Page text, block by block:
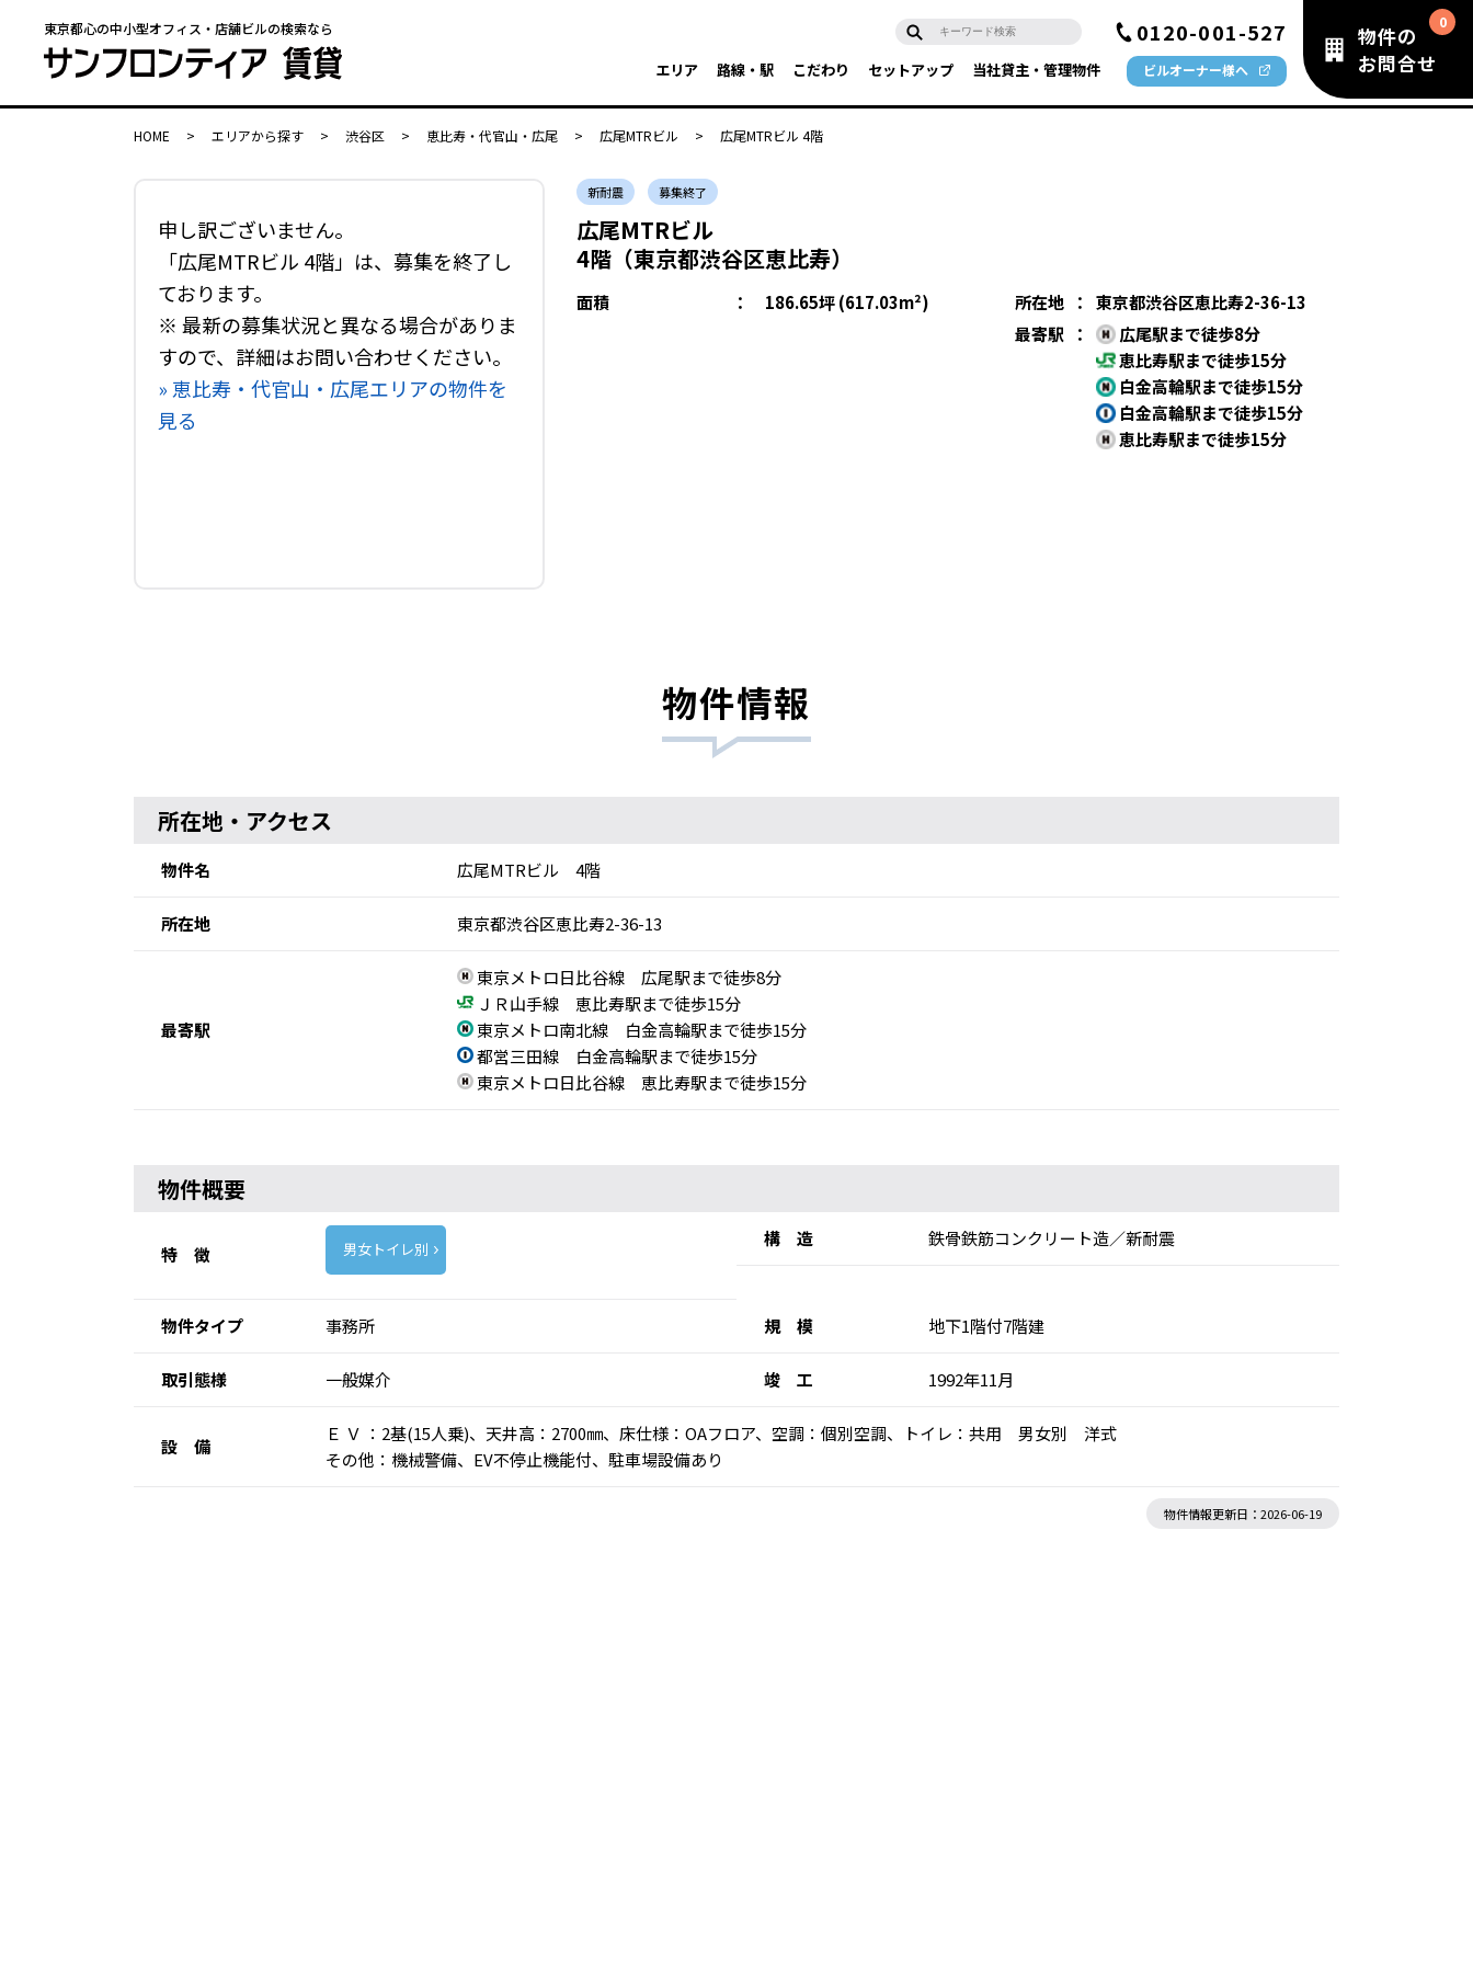
東京都心の中小型オフィス・店舗ビルの検索なら 0120-001-527
エリア 路線・駅 こだわり セットアップ 当社貸主・管理物件 ビルオーナー様へ
物件の
お問合せ
HOME > エリアから探す > 渋谷区 > 恵比寿・代官山・広尾 > 広尾MTRビル > 広尾MTRビル 4階
申し訳ございません。
「広尾MTRビル 4階」は、募集を終了し
ております。
※ 最新の募集状況と異なる場合がありま
すので、詳細はお問い合わせください。
» 恵比寿・代官山・広尾エリアの物件を
見る
新耐震 募集終了
広尾MTRビル
4階（東京都渋谷区恵比寿）
面積 ： 186.65坪 (617.03m²) 所在地 ：
東京都渋谷区恵比寿2-36-13
最寄駅
：
広尾駅まで徒歩8分
恵比寿駅まで徒歩15分
白金高輪駅まで徒歩15分
白金高輪駅まで徒歩15分
恵比寿駅まで徒歩15分
物件情報
所在地・アクセス
物件名 広尾MTRビル 4階
所在地 東京都渋谷区恵比寿2-36-13
最寄駅
東京メトロ日比谷線 広尾駅まで徒歩8分
ＪＲ山手線 恵比寿駅まで徒歩15分
東京メトロ南北線 白金高輪駅まで徒歩15分
都営三田線 白金高輪駅まで徒歩15分
東京メトロ日比谷線 恵比寿駅まで徒歩15分
物件概要
特 徴 男女トイレ別 構 造 鉄骨鉄筋コンクリート造／新耐震
物件タイプ 事務所 規 模 地下1階付7階建
取引態様 一般媒介 竣 工 1992年11月
設 備
Ｅ Ｖ ：2基(15人乗)、天井高：2700㎜、床仕様：OAフロア、空調：個別空調、トイレ：共用 男女別 洋式
その他：機械警備、EV不停止機能付、駐車場設備あり
物件情報更新日：2026-06-19